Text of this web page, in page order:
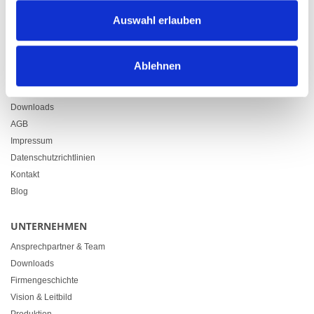
Auswahl erlauben
Ablehnen
Zürcherstrasse 37
LINKS
Downloads
AGB
Impressum
Datenschutzrichtlinien
Kontakt
Blog
UNTERNEHMEN
Ansprechpartner & Team
Downloads
Firmengeschichte
Vision & Leitbild